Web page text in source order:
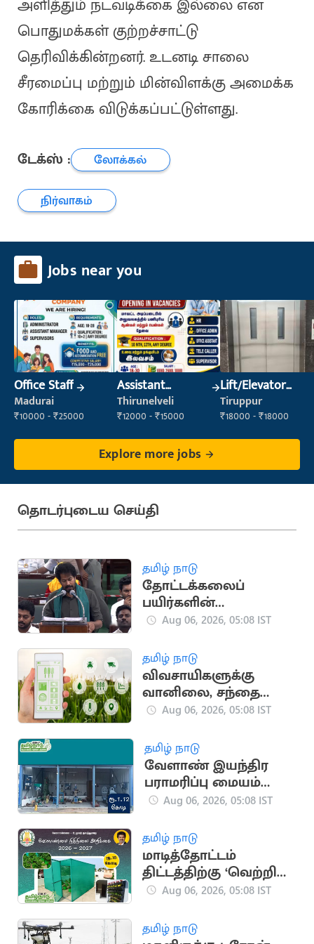
அளித்தும் நடவடிக்கை இல்லை என
பொதுமக்கள் குற்றச்சாட்டு
தெரிவிக்கின்றனர். உடனடி சாலை
சீரமைப்பு மற்றும் மின்விளக்கு அமைக்க
கோரிக்கை விடுக்கப்பட்டுள்ளது.
டேக்ஸ் :
லோக்கல்
நிர்வாகம்
Jobs near you
Office Staff
Madurai
₹10000 - ₹25000
Assistant
Manager
Thirunelveli
₹12000 - ₹15000
Lift/Elevator
Technician
Tiruppur
₹18000 - ₹18000
Explore more jobs
தொடர்புடைய செய்தி
தமிழ் நாடு
தோட்டக்கலைப்
பயிர்களின்
உற்பத்தியை
Aug 06, 2026, 05:08 IST
தமிழ் நாடு
விவசாயிகளுக்கு
வானிலை, சந்தை
நிலவரத்தை அறிய
Aug 06, 2026, 05:08 IST
தமிழ் நாடு
வேளாண் இயந்திர
பராமரிப்பு மையம்
அமைக்க ரூ.1.12 கோடி
Aug 06, 2026, 05:08 IST
தமிழ் நாடு
மாடித்தோட்டம்
திட்டத்திற்கு ‘வெற்றி
இல்லத்தரசி வீட்டுத்
சூட்டல்
Aug 06, 2026, 05:08 IST
தமிழ் நாடு